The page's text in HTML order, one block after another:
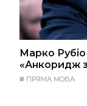
Марко
«Анкоридж
# ПРЯМА МОВА